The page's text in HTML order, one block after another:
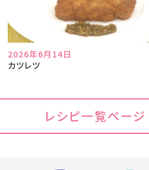
2026年6月14日
カツレツ
レシピ一覧ページ